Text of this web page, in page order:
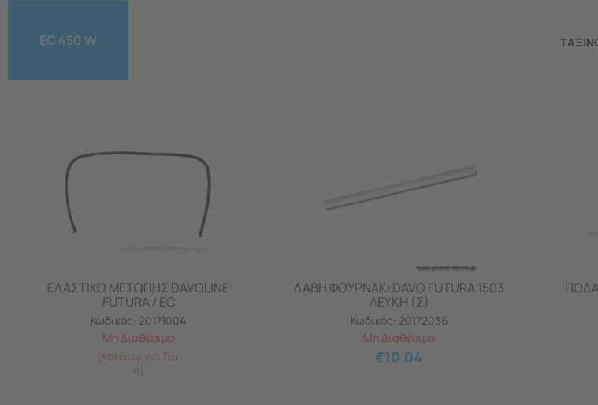
EC 450 W
ΕΛΑΣΤΙΚΟ ΜΕΤΩΠΗΣ DAVOLINE
FUTURA / EC
Κωδικός: 20171004
Μη Διαθέσιμο
[Καλέστε για Τιμ
ή]
ΛΑΒΗ ΦΟΥΡΝAKI DAVO FUTURA 1503
ΛΕΥΚΗ (Σ)
Κωδικός: 20172036
Μη Διαθέσιμο
€10.04